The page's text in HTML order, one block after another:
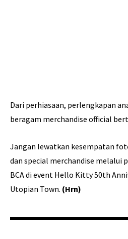
Dari perhiasaan, perlengkapan
beragam merchandise official
Jangan lewatkan kesempatan
dan special merchandise melalui
BCA di event Hello Kitty 50th
Utopian Town. (Hrn)